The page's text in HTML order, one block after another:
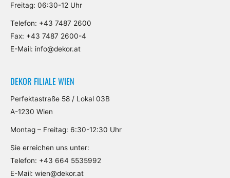
Freitag: 06:30-12 Uhr
Telefon: +43 7487 2600
Fax: +43 7487 2600-4
E-Mail: info@dekor.at
DEKOR FILIALE WIEN
Perfektastraße 58 / Lokal 03B
A-1230 Wien
Montag – Freitag: 6:30-12:30 Uhr
Sie erreichen uns unter:
Telefon: +43 664 5535992
E-Mail: wien@dekor.at